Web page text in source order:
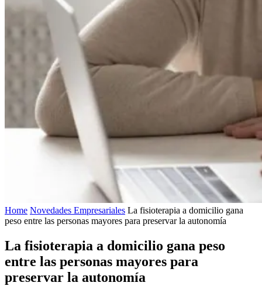
Home Novedades Empresariales La fisioterapia a domicilio gana
peso entre las personas mayores para preservar la autonomía
La fisioterapia a domicilio gana peso
entre las personas mayores para
preservar la autonomía